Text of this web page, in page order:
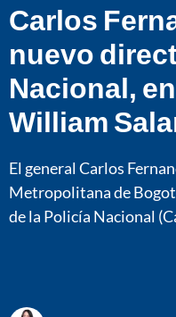
Carlos
nuevo
Nacional,
William
El general Carlos
Metropolitana de
de la Policía Nacional